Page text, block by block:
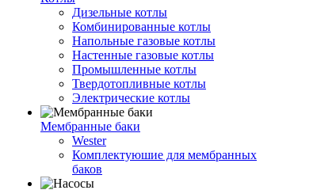
Дизельные котлы
Комбинированные котлы
Напольные газовые котлы
Настенные газовые котлы
Промышленные котлы
Твердотопливные котлы
Электрические котлы
Мембранные баки
Wester
Комплектуюшие для мембранных
баков